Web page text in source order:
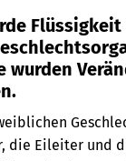
Flüssigkeit
wurden
die Eileiter und